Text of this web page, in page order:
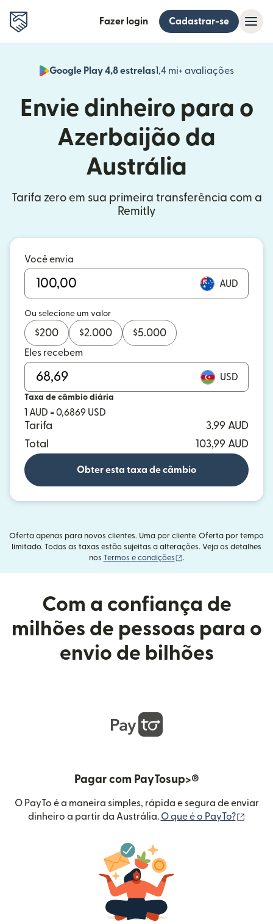
Fazer login Cadastrar-se
Google Play 4,8 estrelas1,4 mi+ avaliações
(abre
Envie dinheiro para o
Azerbaijão da
Austrália
Tarifa zero em sua primeira transferência com a
Remitly
Você envia
AUD
Ou selecione um valor
$200 $2.000 $5.000
Eles recebem
USD
Taxa de câmbio diária
1 AUD = 0,6869 USD
Tarifa
3,99 AUD
Total
103,99 AUD
Obter esta taxa de câmbio
Oferta apenas para novos clientes. Uma por cliente. Oferta por tempo
limitado. Todas as taxas estão sujeitas a alterações. Veja os detalhes
nos Termos e condições (abre em uma nova
.
Com a confiança de
milhões de pessoas para o
envio de bilhões
Pagar com PayTosup>®
O PayTo é a maneira simples, rápida e segura de enviar
dinheiro a partir da Austrália. O que é o PayTo?